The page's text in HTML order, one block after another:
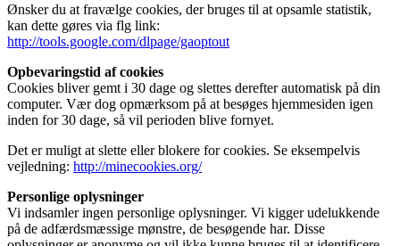
Ønsker du at fravælge cookies, der bruges til at opsamle statistik,
kan dette gøres via flg link:
http://tools.google.com/dlpage/gaoptout
Opbevaringstid af cookies
Cookies bliver gemt i 30 dage og slettes derefter automatisk på din
computer. Vær dog opmærksom på at besøges hjemmesiden igen
inden for 30 dage, så vil perioden blive fornyet.
Det er muligt at slette eller blokere for cookies. Se eksempelvis
vejledning: http://minecookies.org/
Personlige oplysninger
Vi indsamler ingen personlige oplysninger. Vi kigger udelukkende
på de adfærdsmæssige mønstre, de besøgende har. Disse